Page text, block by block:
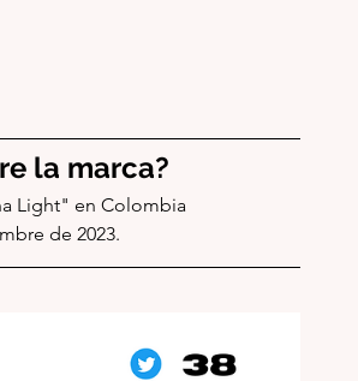
la marca?
Light" en Colombia
de 2023.